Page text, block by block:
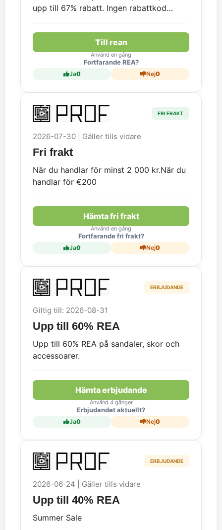
upp till 67% rabatt. Ingen rabattkod
Till rean
Använd en gång
Fortfarande REA?
Ja0 Nej0
FRI FRAKT
2026-07-30 | Gäller tills vidare
Fri frakt
När du handlar för minst 2 000 kr.När du
handlar för €200
Hämta fri frakt
Använd en gång
Fortfarande fri frakt?
Ja0 Nej0
ERBJUDANDE
Giltig till: 2026-08-31
Upp till 60% REA
Upp till 60% REA på sandaler, skor och
accessoarer.
Hämta erbjudande
Använd 4 gånger
Erbjudandet aktuellt?
Ja0 Nej0
ERBJUDANDE
2026-06-24 | Gäller tills vidare
Upp till 40% REA
Summer Sale